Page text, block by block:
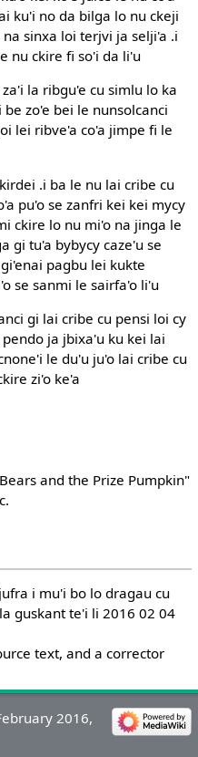
ku'i no da bilga lo nu ckeji
sinxa loi terjvi ja selji'a .i
nu ckire fi so'i da li'u
la ribgu'e cu simlu lo ka
zo'e bei le nunsolcanci
lei ribve'a co'a jimpe fi le
.i ba le nu lai cribe cu
pu'o se zanfri kei kei mycy
ckire lo nu mi'o na jinga le
gi tu'a bybycy caze'u se
pagbu lei kukte
se sanmi le sairfa'o li'u
gi lai cribe cu pensi loi cy
ja jbixa'u ku kei lai
le du'u ju'o lai cribe cu
zi'o ke'a
and the Prize Pumpkin"
i mu'i bo lo dragau cu
guskant te'i li 2016 02 04
text, and a corrector
2016,